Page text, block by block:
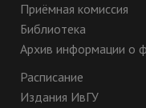
Приёмная комиссия
Библиотека
Архив информации о
Расписание
Издания ИвГУ